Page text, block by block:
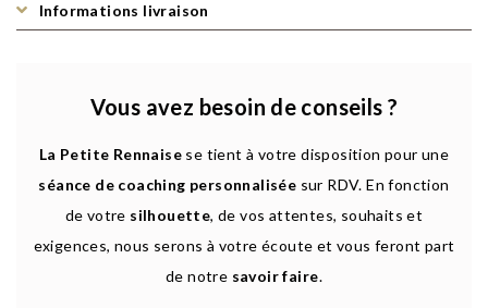
Informations livraison
Vous avez besoin de conseils ?
La Petite Rennaise se tient à votre disposition pour une
séance de coaching personnalisée sur RDV. En fonction
de votre silhouette, de vos attentes, souhaits et
exigences, nous serons à votre écoute et vous feront part
de notre savoir faire.